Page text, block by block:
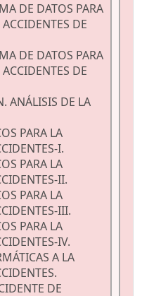
DE DATOS PARA
DE
DE DATOS PARA
DE
ANÁLISIS DE LA
PARA LA
I.
PARA LA
II.
PARA LA
III.
PARA LA
IV.
A LA
DE